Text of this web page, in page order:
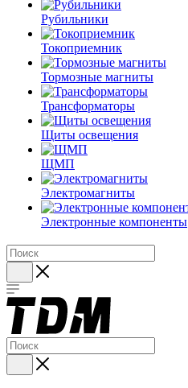
Рубильники
Токоприемник
Тормозные магниты
Трансформаторы
Щиты освещения
ЩМП
Электромагниты
Электронные компоненты